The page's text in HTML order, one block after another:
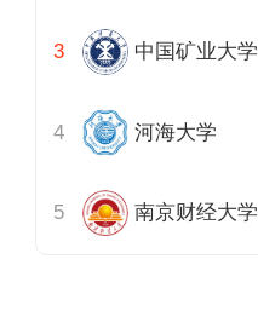
中国矿业大学
河海大学
南京财经大学